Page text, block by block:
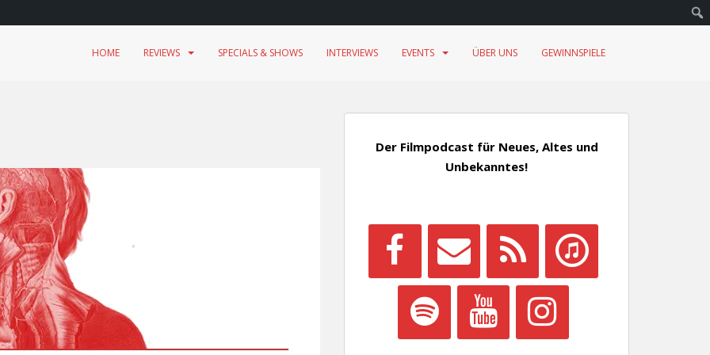
HOME REVIEWS SPECIALS & SHOWS INTERVIEWS EVENTS ÜBER UNS GEWINNSPIELE
Der Filmpodcast für Neues, Altes und
Unbekanntes!